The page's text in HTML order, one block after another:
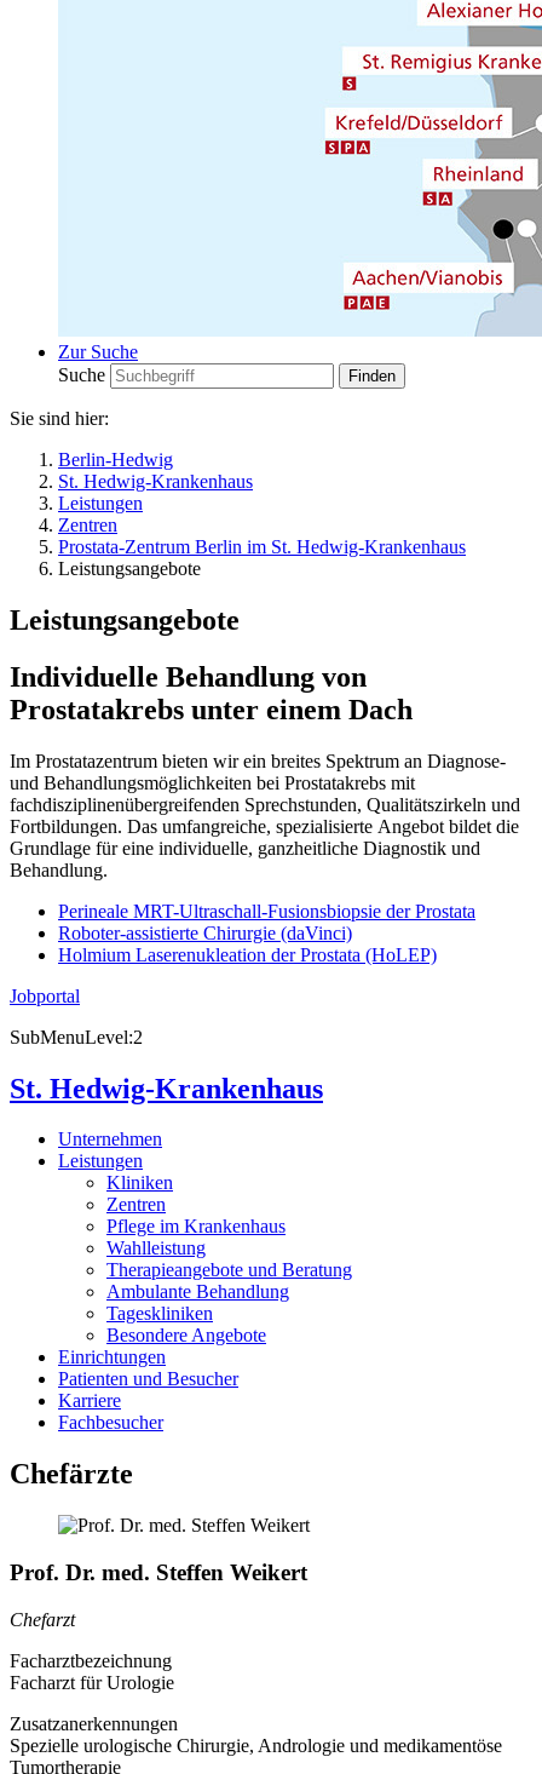
Zur Suche
Suche
Sie sind hier:
Berlin-Hedwig
St. Hedwig-Krankenhaus
Leistungen
Zentren
Prostata-Zentrum Berlin im St. Hedwig-Krankenhaus
Leistungsangebote
Leistungsangebote
Individuelle Behandlung von
Prostatakrebs unter einem Dach
Im Prostatazentrum bieten wir ein breites Spektrum an Diagnose-
und Behandlungsmöglichkeiten bei Prostatakrebs mit
fachdisziplinenübergreifenden Sprechstunden, Qualitätszirkeln und
Fortbildungen. Das umfangreiche, spezialisierte Angebot bildet die
Grundlage für eine individuelle, ganzheitliche Diagnostik und
Behandlung.
Perineale MRT-Ultraschall-Fusionsbiopsie der Prostata
Roboter-assistierte Chirurgie (daVinci)
Holmium Laserenukleation der Prostata (HoLEP)
Jobportal
SubMenuLevel:2
St. Hedwig-Krankenhaus
Unternehmen
Leistungen
Kliniken
Zentren
Pflege im Krankenhaus
Wahlleistung
Therapieangebote und Beratung
Ambulante Behandlung
Tageskliniken
Besondere Angebote
Einrichtungen
Patienten und Besucher
Karriere
Fachbesucher
Chefärzte
Prof. Dr. med. Steffen Weikert
Chefarzt
Facharztbezeichnung
Facharzt für Urologie
Zusatzanerkennungen
Spezielle urologische Chirurgie, Andrologie und medikamentöse
Tumortherapie